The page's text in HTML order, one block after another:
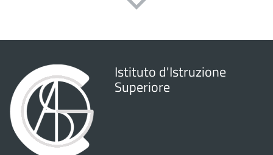
Istituto d'Istruzione
Superiore